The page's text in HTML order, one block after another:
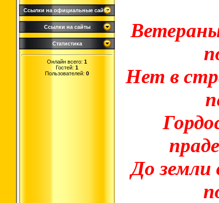
Ссылки на официальные сайты
Ссылки на сайты
Статистика
Онлайн всего: 1
Гостей: 1
Пользователей: 0
Нет в
До